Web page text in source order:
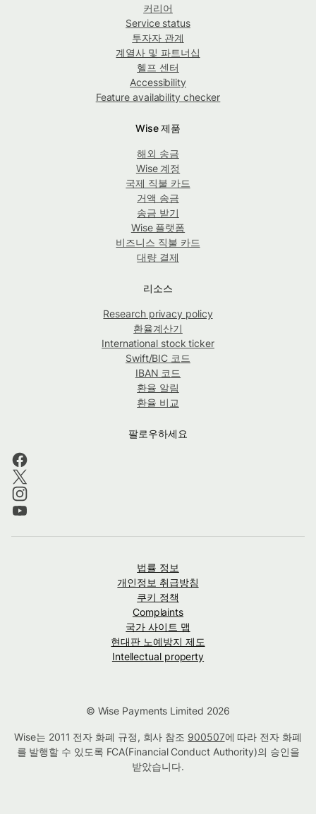
커리어
Service status
투자자 관계
계열사 및 파트너십
헬프 센터
Accessibility
Feature availability checker
Wise 제품
해외 송금
Wise 계정
국제 직불 카드
거액 송금
송금 받기
Wise 플랫폼
비즈니스 직불 카드
대량 결제
리소스
Research privacy policy
환율계산기
International stock ticker
Swift/BIC 코드
IBAN 코드
환율 알림
환율 비교
팔로우하세요
법률 정보
개인정보 취급방침
쿠키 정책
Complaints
국가 사이트 맵
현대판 노예방지 제도
Intellectual property
© Wise Payments Limited 2026
Wise는 2011 전자 화폐 규정, 회사 참조 900507에 따라 전자 화폐
를 발행할 수 있도록 FCA(Financial Conduct Authority)의 승인을
받았습니다.